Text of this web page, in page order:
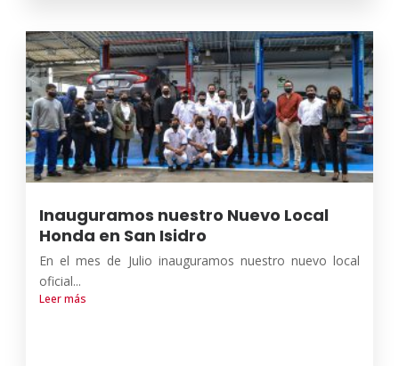
Inauguramos nuestro Nuevo Local
Honda en San Isidro
En el mes de Julio inauguramos nuestro nuevo local
oficial...
Leer más